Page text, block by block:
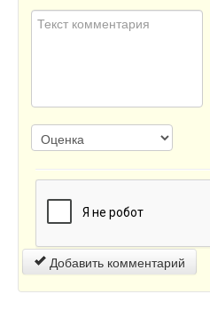
Добавить комментарий